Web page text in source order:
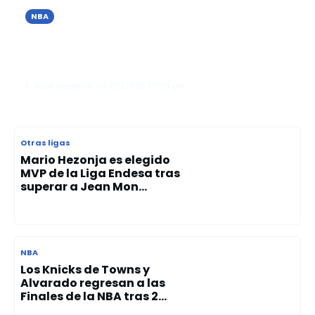
NBA
Otras ligas
Mario Hezonja es elegido
MVP de la Liga Endesa tras
superar a Jean Mon...
NBA
Los Knicks de Towns y
Alvarado regresan a las
Finales de la NBA tras 2...